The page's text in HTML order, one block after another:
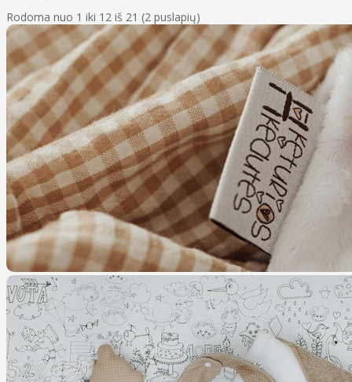
Rodoma nuo 1 iki 12 iš 21 (2 puslapių)